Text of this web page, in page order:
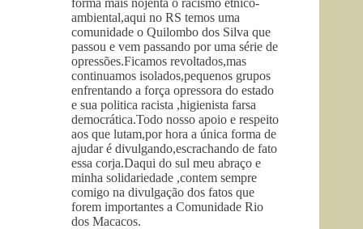
forma mais nojenta o racismo étnico-
ambiental,aqui no RS temos uma
comunidade o Quilombo dos Silva que
passou e vem passando por uma série de
opressões.Ficamos revoltados,mas
continuamos isolados,pequenos grupos
enfrentando a força opressora do estado
e sua politica racista ,higienista farsa
democrática.Todo nosso apoio e respeito
aos que lutam,por hora a única forma de
ajudar é divulgando,escrachando de fato
essa corja.Daqui do sul meu abraço e
minha solidariedade ,contem sempre
comigo na divulgação dos fatos que
forem importantes a Comunidade Rio
dos Macacos.